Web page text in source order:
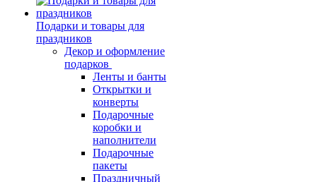
Подарки и товары для
праздников
Декор и оформление
подарков
Ленты и банты
Открытки и
конверты
Подарочные
коробки и
наполнители
Подарочные
пакеты
Праздничный